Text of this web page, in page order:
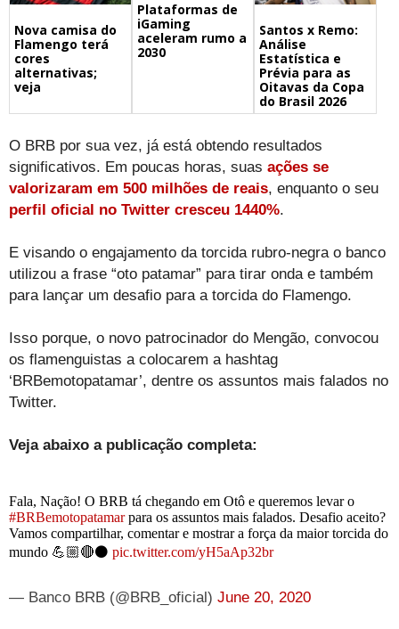
Nova camisa do
Flamengo terá
cores
alternativas;
veja
Plataformas de
iGaming
aceleram rumo a
2030
Santos x Remo:
Análise
Estatística e
Prévia para as
Oitavas da Copa
do Brasil 2026
O BRB por sua vez, já está obtendo resultados
significativos. Em poucas horas, suas ações se
valorizaram em 500 milhões de reais, enquanto o seu
perfil oficial no Twitter cresceu 1440%.
E visando o engajamento da torcida rubro-negra o banco
utilizou a frase “oto patamar” para tirar onda e também
para lançar um desafio para a torcida do Flamengo.
Isso porque, o novo patrocinador do Mengão, convocou
os flamenguistas a colocarem a hashtag
‘BRBemotopatamar’, dentre os assuntos mais falados no
Twitter.
Veja abaixo a publicação completa:
Fala, Nação! O BRB tá chegando em Otô e queremos levar o
#BRBemotopatamarpara os assuntos mais falados. Desafio aceito?
Vamos compartilhar, comentar e mostrar a força da maior torcida do
mundo 💪🏼🔴⚫️ pic.twitter.com/yH5aAp32br
— Banco BRB (@BRB_oficial) June 20, 2020